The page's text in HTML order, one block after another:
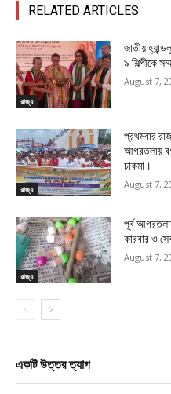
RELATED ARTICLES
রাজ্য
জাতীয়
৯ শিল্পীকে
August 7,
রাজ্য
প্রথমবার
আগরতলায়
চাকমা।
August 7,
রাজ্য
পূর্ব
কারবার ও
August 7,
একটি উত্তর ত্যাগ